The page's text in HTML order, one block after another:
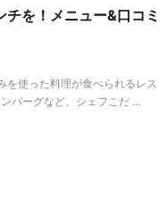
チを！メニュー&口コミ
を使った料理が食べられるレス
バーグなど、シェフこだ ...